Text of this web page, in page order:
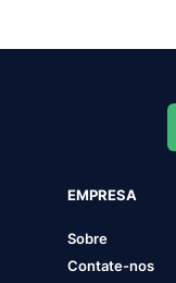
EMPRESA
Sobre
Contate-nos